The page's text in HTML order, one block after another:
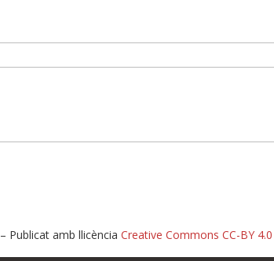
– Publicat amb llicència Creative Commons CC-BY 4.0